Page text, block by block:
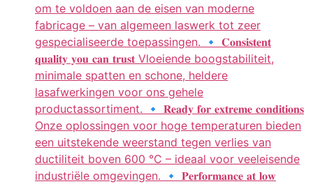
om te voldoen aan de eisen van moderne
fabricage – van algemeen laswerk tot zeer
gespecialiseerde toepassingen. 🔹 𝐂𝐨𝐧𝐬𝐢𝐬𝐭𝐞𝐧𝐭
𝐪𝐮𝐚𝐥𝐢𝐭𝐲 𝐲𝐨𝐮 𝐜𝐚𝐧 𝐭𝐫𝐮𝐬𝐭 Vloeiende boogstabiliteit,
minimale spatten en schone, heldere
lasafwerkingen voor ons gehele
productassortiment. 🔹 𝐑𝐞𝐚𝐝𝐲 𝐟𝐨𝐫 𝐞𝐱𝐭𝐫𝐞𝐦𝐞 𝐜𝐨𝐧𝐝𝐢𝐭𝐢𝐨𝐧𝐬
Onze oplossingen voor hoge temperaturen bieden
een uitstekende weerstand tegen verlies van
ductiliteit boven 600 °C – ideaal voor veeleisende
industriële omgevingen. 🔹 𝐏𝐞𝐫𝐟𝐨𝐫𝐦𝐚𝐧𝐜𝐞 𝐚𝐭 𝐥𝐨𝐰